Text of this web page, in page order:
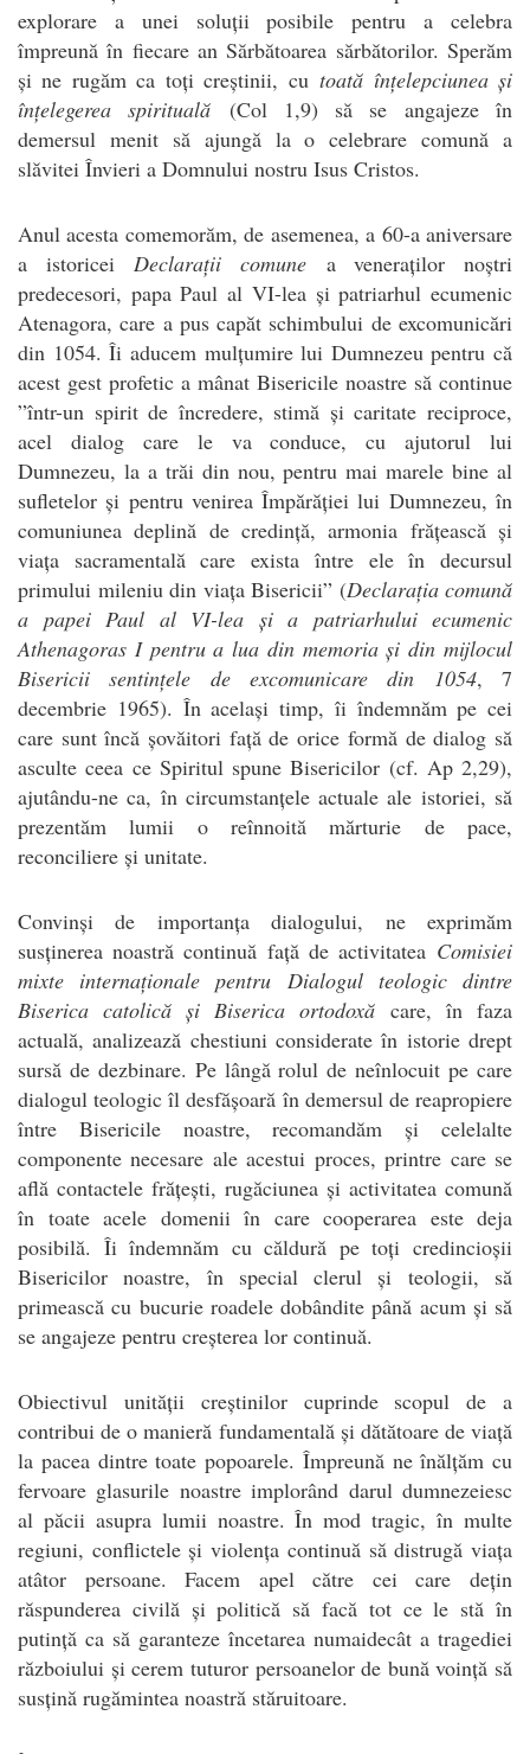
explorare a unei soluții posibile pentru a celebra
împreună în fiecare an Sărbătoarea sărbătorilor. Sperăm
și ne rugăm ca toți creștinii, cutoată înțelepciunea și
înțelegerea spirituală (Col 1,9) să se angajeze în
demersul menit să ajungă la o celebrare comună a
slăvitei Învieri a Domnului nostru Isus Cristos.
Anul acesta comemorăm, de asemenea, a 60-a aniversare
a istoricei Declarații comune a veneraților noștri
predecesori, papa Paul al VI-lea și patriarhul ecumenic
Atenagora, care a pus capăt schimbului de excomunicări
din 1054. Îi aducem mulțumire lui Dumnezeu pentru că
acest gest profetic a mânat Bisericile noastre să continue
”într-un spirit de încredere, stimă și caritate reciproce,
acel dialog care le va conduce, cu ajutorul lui
Dumnezeu, la a trăi din nou, pentru mai marele bine al
sufletelor și pentru venirea Împărăției lui Dumnezeu, în
comuniunea deplină de credință, armonia frățească și
viața sacramentală care exista între ele în decursul
primului mileniu din viața Bisericii” (Declarația comună
a papei Paul al VI-lea și a patriarhului ecumenic
Athenagoras I pentru a lua din memoria și din mijlocul
Bisericii sentințele de excomunicare din 1054, 7
decembrie 1965). În același timp, îi îndemnăm pe cei
care sunt încă șovăitori față de orice formă de dialog să
asculte ceea ce Spiritul spune Bisericilor (cf. Ap 2,29),
ajutându-ne ca, în circumstanțele actuale ale istoriei, să
prezentăm lumii o reînnoită mărturie de pace,
reconciliere și unitate.
Convinși de importanța dialogului, ne exprimăm
susținerea noastră continuă față de activitatea Comisiei
mixte internaționale pentru Dialogul teologic dintre
Biserica catolică și Biserica ortodoxă care, în faza
actuală, analizează chestiuni considerate în istorie drept
sursă de dezbinare. Pe lângă rolul de neînlocuit pe care
dialogul teologic îl desfășoară în demersul de reapropiere
între Bisericile noastre, recomandăm și celelalte
componente necesare ale acestui proces, printre care se
află contactele frățești, rugăciunea și activitatea comună
în toate acele domenii în care cooperarea este deja
posibilă. Îi îndemnăm cu căldură pe toți credincioșii
Bisericilor noastre, în special clerul și teologii, să
primească cu bucurie roadele dobândite până acum și să
se angajeze pentru creșterea lor continuă.
Obiectivul unității creștinilor cuprinde scopul de a
contribui de o manieră fundamentală și dătătoare de viață
la pacea dintre toate popoarele. Împreună ne înălțăm cu
fervoare glasurile noastre implorând darul dumnezeiesc
al păcii asupra lumii noastre. În mod tragic, în multe
regiuni, conflictele și violența continuă să distrugă viața
atâtor persoane. Facem apel către cei care dețin
răspunderea civilă și politică să facă tot ce le stă în
putință ca să garanteze încetarea numaidecât a tragediei
războiului și cerem tuturor persoanelor de bună voință să
susțină rugămintea noastră stăruitoare.